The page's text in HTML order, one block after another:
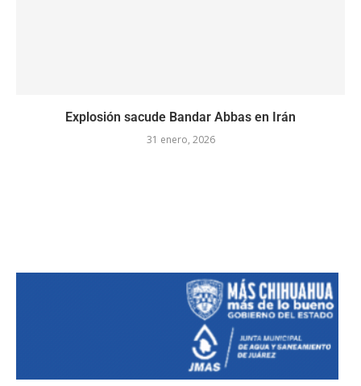
Explosión sacude Bandar Abbas en Irán
31 enero, 2026